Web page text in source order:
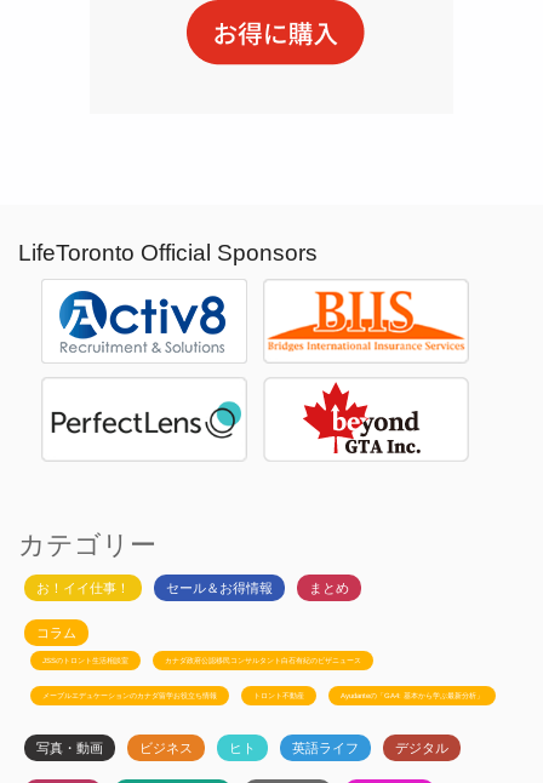
LifeToronto Official Sponsors
カテゴリー
お！イイ仕事！ セール＆お得情報 まとめ
コラム
JSSのトロント生活相談室 カナダ政府公認移民コンサルタント白石有紀のビザニュース
メープルエデュケーションのカナダ留学お役立ち情報 トロント不動産 Ayudanteの「GA4: 基本から学ぶ最新分析」
写真・動画 ビジネス ヒト 英語ライフ デジタル